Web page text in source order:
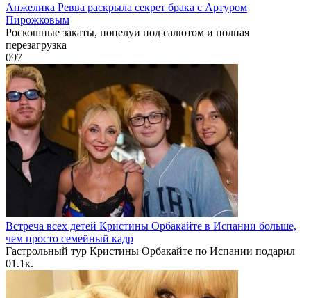
Анжелика Ревва раскрыла секрет брака с Артуром
Пирожковым
Роскошные закаты, поцелуи под салютом и полная
перезагрузка
097
Встреча всех детей Кристины Орбакайте в Испании больше,
чем просто семейный кадр
Гастрольный тур Кристины Орбакайте по Испании подарил
01.1к.